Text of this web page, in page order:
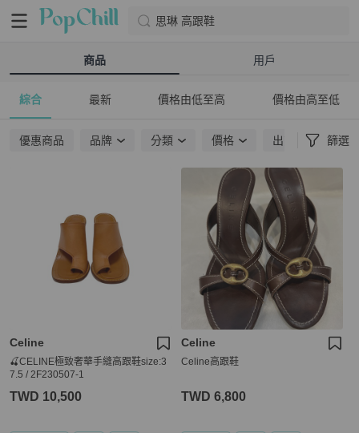
思琳 高跟鞋
商品 用戶
綜合 最新 價格由低至高 價格由高至低
優惠商品 品牌 分類 價格 出貨地點 篩選
Celine
🍒CELINE極致奢華手縫高跟鞋size:3
7.5 / 2F230507-1
TWD 10,500
Celine
Celine高跟鞋
TWD 6,800